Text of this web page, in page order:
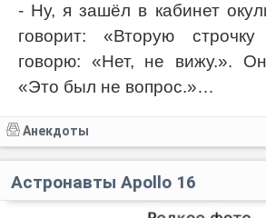
- Ну, я зашёл в кабинет
говорит: «Вторую
говорю: «Нет, не вижу.».
«Это был не вопрос.»…
Анекдоты
Астронавты Apollo 16